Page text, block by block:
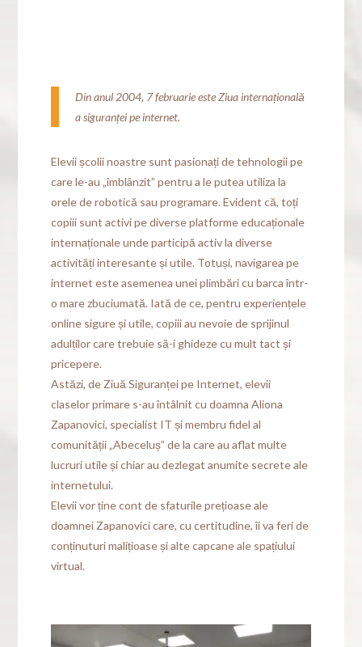
Din anul 2004, 7 februarie este Ziua internațională
a siguranței pe internet.
Elevii școlii noastre sunt pasionați de tehnologii pe
care le-au „îmblânzit” pentru a le putea utiliza la
orele de robotică sau programare. Evident că, toți
copiii sunt activi pe diverse platforme educaționale
internaționale unde participă activ la diverse
activități interesante și utile. Totuși, navigarea pe
internet este asemenea unei plimbări cu barca într-
o mare zbuciumată. Iată de ce, pentru experiențele
online sigure și utile, copiii au nevoie de sprijinul
adulților care trebuie să-i ghideze cu mult tact și
pricepere.
Astăzi, de Ziuă Siguranței pe Internet, elevii
claselor primare s-au întâlnit cu doamna Aliona
Zapanovici, specialist IT și membru fidel al
comunității „Abeceluș” de la care au aflat multe
lucruri utile și chiar au dezlegat anumite secrete ale
internetului.
Elevii vor ține cont de sfaturile prețioase ale
doamnei Zapanovici care, cu certitudine, îi va feri de
conținuturi malițioase și alte capcane ale spațiului
virtual.